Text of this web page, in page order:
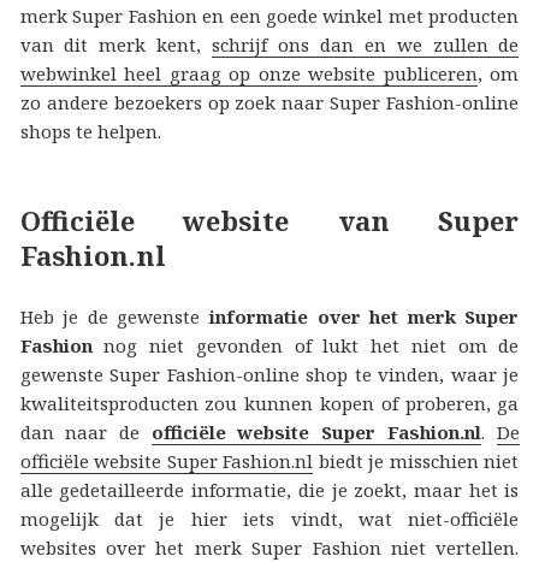
merk Super Fashion en een goede winkel met producten
van dit merk kent,schrijf ons dan en we zullen de
webwinkel heel graag op onze website publiceren, om
zo andere bezoekers op zoek naar Super Fashion-online
shops te helpen.
Officiële website van Super
Fashion.nl
Heb je de gewensteinformatie over het merk Super
Fashionnog niet gevonden of lukt het niet om de
gewenste Super Fashion-online shop te vinden, waar je
kwaliteitsproducten zou kunnen kopen of proberen, ga
dan naar de officiële website Super Fashion.nl. De
officiële website Super Fashion.nl biedt je misschien niet
alle gedetailleerde informatie, die je zoekt, maar het is
mogelijk dat je hier iets vindt, wat niet-officiële
websites over het merk Super Fashion niet vertellen.